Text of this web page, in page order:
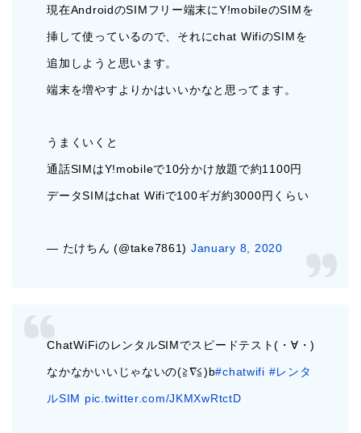
現在AndroidのSIMフリー端末にY!mobileのSIMを
挿して使っているので、それにchat WifiのSIMを
追加しようと思います。
端末を増やすよりかはいいかなと思ってます。
うまくいくと
通話SIMはY!mobileで10分かけ放題で約1100円
データSIMはchat Wifiで100ギガ約3000円くらい
— たけちん (@take7861) January 8, 2020
ChatWiFiのレンタルSIMでスピードテスト(・∀・)
なかなかいいじゃないの(≧∇≦)b#chatwifi #レンタ
ルSIM pic.twitter.com/JKMXwRtctD